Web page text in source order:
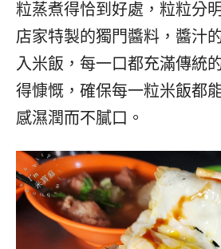
粒蒸煮得恰到好處，粒粒分
店家特製的獨門醬料，醬汁
入米飯，每一口都充滿傳統
得慷慨，確保每一粒米飯都
感濕潤而不膩口。